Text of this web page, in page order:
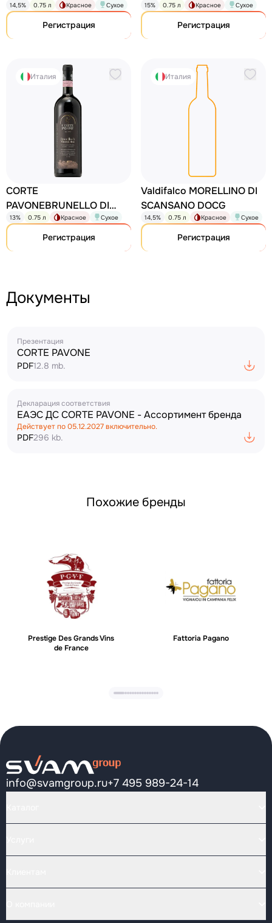
MONTALCINO“FIORE DEL
VENTO”
14,5% 0.75 л Красное Сухое
Регистрация
15% 0.75 л Красное Сухое
Регистрация
Италия
CORTE
PAVONEBRUNELLO DI
MONTALCINODOCG
Brunello di Montalcino
13% 0.75 л Красное Сухое
Регистрация
Италия
Valdifalco MORELLINO DI
SCANSANO DOCG
14,5% 0.75 л Красное Сухое
Регистрация
Документы
Презентация
CORTE PAVONE
PDF12.8 mb.
Декларация соответствия
ЕАЭС ДС CORTE PAVONE - Ассортимент бренда
Действует по05.12.2027включительно.
PDF296 kb.
Похожие бренды
Prestige Des Grands Vins
de France
Fattoria Pagano
info@svamgroup.ru+7 495 989-24-14